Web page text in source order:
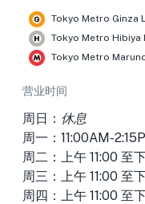
Tokyo Metro Ginza
Tokyo Metro Hibiya
Tokyo Metro
营业时间
周日： 休息
周一：11:00AM-
周二：上午 11:00 至
周三：上午 11:00 至
周四：上午 11:00 至